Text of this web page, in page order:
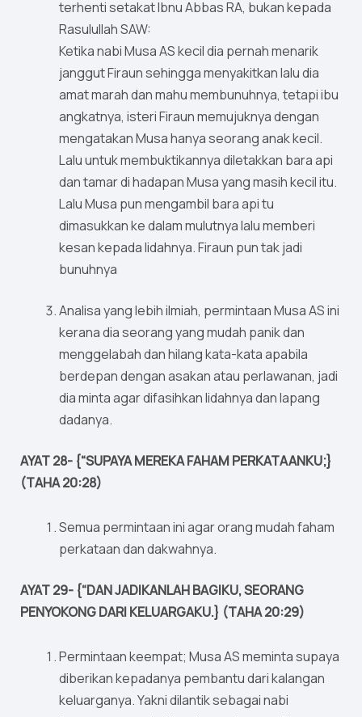
terhenti setakat Ibnu Abbas RA, bukan kepada
Rasulullah SAW:
Ketika nabi Musa AS kecil dia pernah menarik
janggut Firaun sehingga menyakitkan lalu dia
amat marah dan mahu membunuhnya, tetapi ibu
angkatnya, isteri Firaun memujuknya dengan
mengatakan Musa hanya seorang anak kecil.
Lalu untuk membuktikannya diletakkan bara api
dan tamar di hadapan Musa yang masih kecil itu.
Lalu Musa pun mengambil bara api tu
dimasukkan ke dalam mulutnya lalu memberi
kesan kepada lidahnya. Firaun pun tak jadi
bunuhnya
Analisa yang lebih ilmiah, permintaan Musa AS ini
kerana dia seorang yang mudah panik dan
menggelabah dan hilang kata-kata apabila
berdepan dengan asakan atau perlawanan, jadi
dia minta agar difasihkan lidahnya dan lapang
dadanya.
AYAT 28- {“SUPAYA MEREKA FAHAM PERKATAANKU;}
(TAHA 20:28)
Semua permintaan ini agar orang mudah faham
perkataan dan dakwahnya.
AYAT 29- {“DAN JADIKANLAH BAGIKU, SEORANG
PENYOKONG DARI KELUARGAKU.} (TAHA 20:29)
Permintaan keempat; Musa AS meminta supaya
diberikan kepadanya pembantu dari kalangan
keluarganya. Yakni dilantik sebagai nabi